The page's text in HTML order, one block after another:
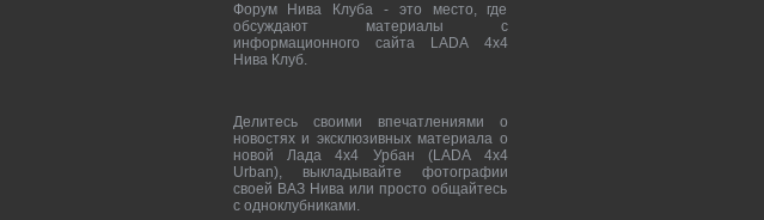
Форум Нива Клуба - это место, где
обсуждают материалы с
информационного сайта LADA 4x4
Нива Клуб.
Делитесь своими впечатлениями о
новостях и эксклюзивных материала о
новой Лада 4х4 Урбан (LADA 4x4
Urban), выкладывайте фотографии
своей ВАЗ Нива или просто общайтесь
с одноклубниками.